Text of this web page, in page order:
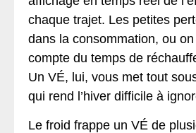
chaque trajet. Les petites
dans la consommation, ou
compte du temps de
Un VÉ, lui, vous met tout
qui rend l’hiver difficile à
Le froid frappe un VÉ de